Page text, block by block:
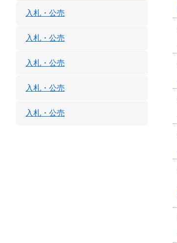
入札・公売
入札・公売
入札・公売
入札・公売
入札・公売